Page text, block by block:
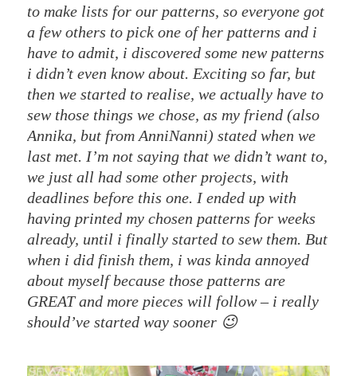
to make lists for our patterns, so everyone got
a few others to pick one of her patterns and i
have to admit, i discovered some new patterns
i didn’t even know about. Exciting so far, but
then we started to realise, we actually have to
sew those things we chose, as my friend (also
Annika, but from AnniNanni) stated when we
last met. I’m not saying that we didn’t want to,
we just all had some other projects, with
deadlines before this one. I ended up with
having printed my chosen patterns for weeks
already, until i finally started to sew them. But
when i did finish them, i was kinda annoyed
about myself because those patterns are
GREAT and more pieces will follow – i really
should’ve started way sooner 😉